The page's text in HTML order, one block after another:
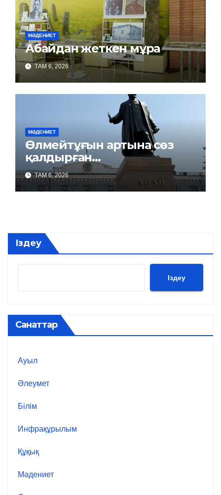
МӘДЕНИЕТ
Абайдан жеткен мұра
ТАМ 6, 2026
МӘДЕНИЕТ
Өлмейтұғын артына сөз
қалдырған…
ТАМ 6, 2026
Іздеу
Іздеу
Санаттар
Ауыл
Әлеумет
Білім
Инфрақұрылым
Құқық
Мәдениет